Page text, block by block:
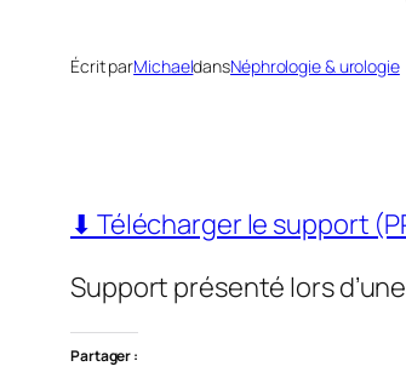
Écrit parMichaeldansNéphrologie & urologie
⬇ Télécharger le support
Support présenté lors
Partager :